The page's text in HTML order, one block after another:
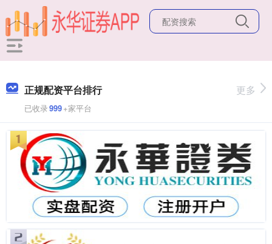
正规配资平台排行
已收录999+家平台
更多